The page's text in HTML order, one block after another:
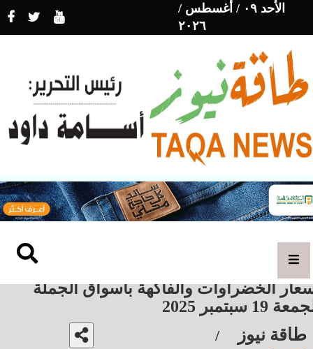
الأحد ٠٩ / أغسطس /
٢٠٢٦
الخضراوات والفاكهة بأسواق الجملة
19 سبتمبر 2025
طاقة نيوز /